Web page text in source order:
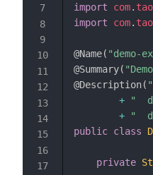
import
com.
import
com.
@Name( "demo-
@Summary(
@Description(
+
"
+
"
public class
private